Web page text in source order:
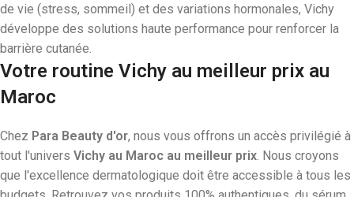
de vie (stress, sommeil) et des variations hormonales, Vichy
développe des solutions haute performance pour renforcer la
barrière cutanée.
Votre routine Vichy au meilleur prix au
Maroc
Chez Para Beauty d'or, nous vous offrons un accès privilégié à
tout l'univers Vichy au Maroc au meilleur prix . Nous croyons
que l'excellence dermatologique doit être accessible à tous les